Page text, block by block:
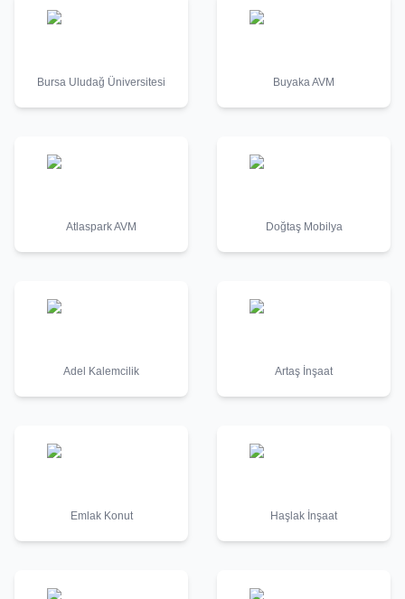
Bursa Uludağ Üniversitesi Buyaka AVM
Atlaspark AVM Doğtaş Mobilya
Adel Kalemcilik Artaş İnşaat
Emlak Konut Haşlak İnşaat